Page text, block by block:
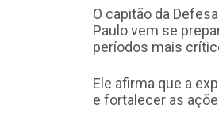
O capitão da
Paulo vem se
períodos mais
Ele afirma que a
e fortalecer as